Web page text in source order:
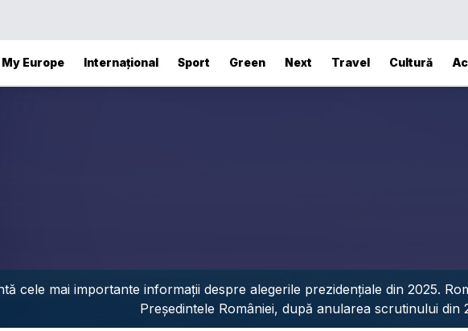
My Europe Internațional Sport Green Next Travel Cultură
cele mai importante informații despre alegerile prezidențiale din 2025.
Președintele României, după anularea scrutinului din